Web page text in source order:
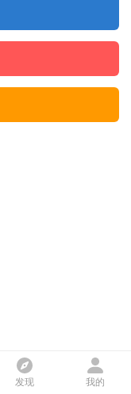
发现 我的